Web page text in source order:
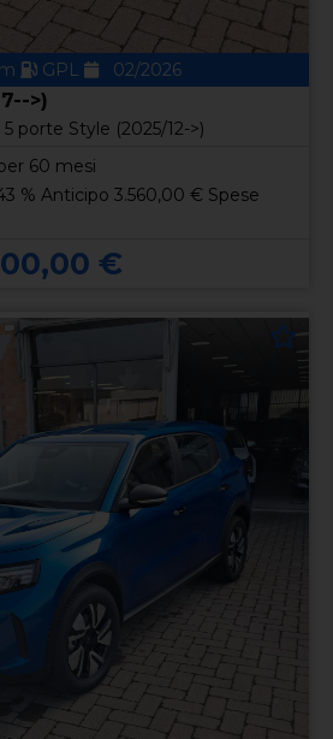
GPL 02/2026
>)
porte Style (2025/12->)
60 mesi
% Anticipo 3.560,00 € Spese
€